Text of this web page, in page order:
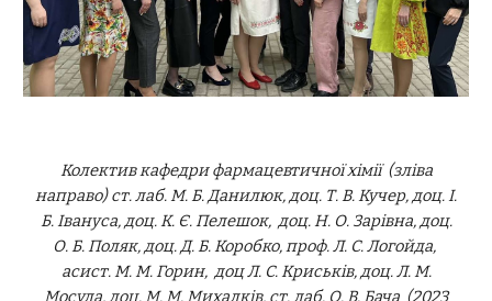
Колектив кафедри фармацевтичної хімії (зліва
направо)ст. лаб. М. Б. Данилюк,доц. Т. В. Кучер, доц. І.
Б. Івануса, доц. К. Є. Пелешок, доц. Н. О. Зарівна, доц.
О. Б. Поляк, доц. Д. Б. Коробко,проф. Л. С. Логойда,
асист. М. М. Горин, доц Л. С. Криськів, доц. Л. М.
Мосула, доц. М. М. Михалків, ст. лаб. О. В. Бача (2023